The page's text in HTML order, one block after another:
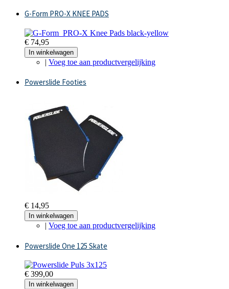
G-Form PRO-X KNEE PADS
€ 74,95
In winkelwagen
| Voeg toe aan productvergelijking
Powerslide Footies
€ 14,95
In winkelwagen
| Voeg toe aan productvergelijking
Powerslide One 125 Skate
€ 399,00
In winkelwagen